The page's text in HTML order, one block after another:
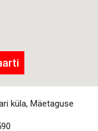
küla, Mäetaguse